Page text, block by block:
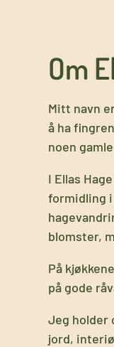
Om
Mitt navn
å ha
noen
I Ellas
formidling
blomster,
På
på gode
Jeg holder
jord,